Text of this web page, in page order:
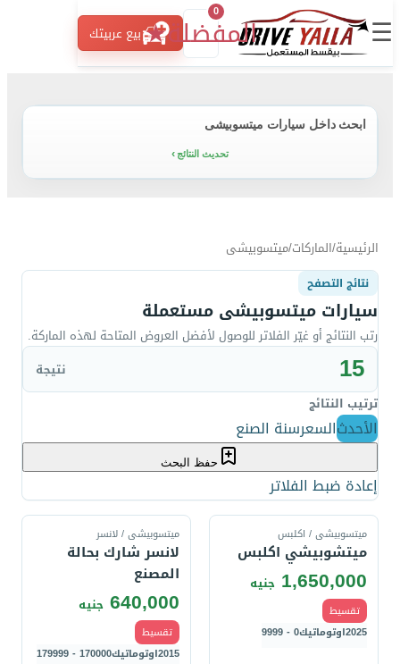
☰ المفضلة
0
★ بيع عربيتك
ابحث داخل سيارات ميتسوبيشى
تحديث النتائج
الرئيسية/الماركات/ميتسوبيشى
نتائج التصفح
سيارات ميتسوبيشى مستعملة
رتب النتائج أو غيّر الفلاتر للوصول لأفضل العروض المتاحة لهذه الماركة.
15
نتيجة
ترتيب النتائج
الأحدثالسعرسنة الصنع
حفظ البحث
إعادة ضبط الفلاتر
ميتسوبيشى / اكلبس
ميتشوبيشي اكلبس
1,650,000 جنيه
تقسيط
2025اوتوماتيك0 - 9999
ميتسوبيشى / لانسر
لانسر شارك بحالة
المصنع
640,000 جنيه
تقسيط
2015اوتوماتيك170000 - 179999